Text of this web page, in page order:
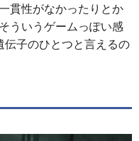
貫性がなかったりとか
ういうゲームっぽい感
伝子のひとつと言えるの